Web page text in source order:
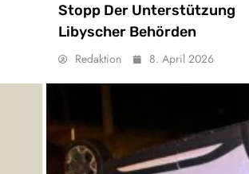
Stopp Der Unterstützung
Libyscher Behörden
Redaktion 8. April 2026